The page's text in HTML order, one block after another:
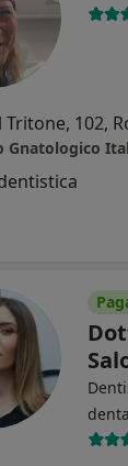
Tritone, 102,
Gnatologico